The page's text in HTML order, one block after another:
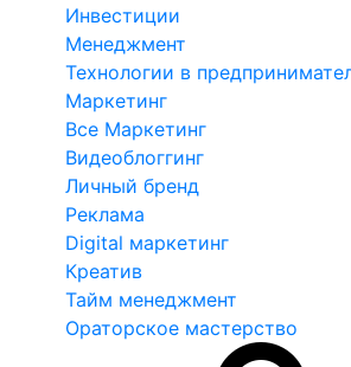
Инвестиции
Менеджмент
Технологии в
Маркетинг
Все Маркетинг
Видеоблоггинг
Личный бренд
Реклама
Digital маркетинг
Креатив
Тайм менеджмент
Ораторское мастерство